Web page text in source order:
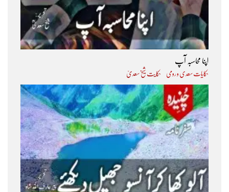
اپنا محاسبہ آپ
حکایات سعدی و رومی حکایت شیخ سعدیؒ